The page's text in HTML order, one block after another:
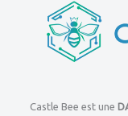
Castle Bee est une